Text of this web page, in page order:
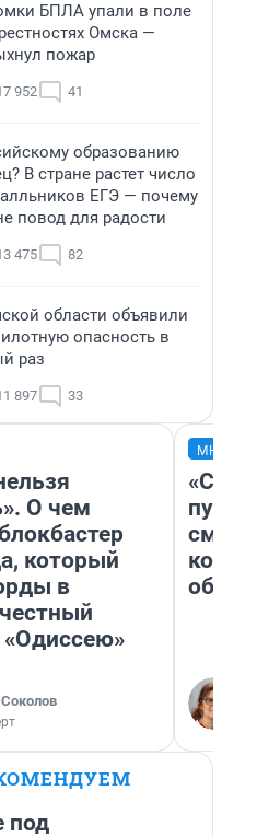
БПЛА упали в поле
Омска —
пожар
952 41
образованию
В стране растет число
ЕГЭ — почему
повод для радости
475 82
области объявили
опасность в
раз
897 33
О чем
который
в
под